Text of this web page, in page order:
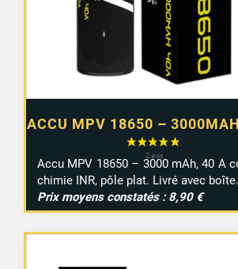
ACCU MPV 18650 –
Accu MPV 18650 – 3000 mAh, 40 A
chimie INR, pôle plat. Livré avec boîte.
Prix moyens constatés : 8,90 €